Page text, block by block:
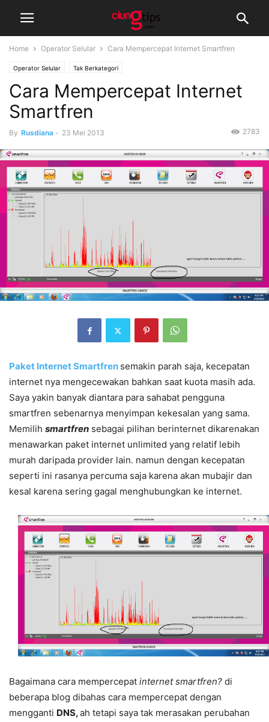
Home Operator Selular Cara Mempercepat Internet Smartfren
Operator Selular Tak Berkategori
Cara Mempercepat Internet
Smartfren
By Rusdiana - 23 Mei 2013 2783
Paket Internet Smartfren semakin parah saja, kecepatan
internet nya mengecewakan bahkan saat kuota masih ada.
Saya yakin banyak diantara para sahabat pengguna
smartfren sebenarnya menyimpan kekesalan yang sama.
Memilih smartfren sebagai pilihan berinternet dikarenakan
menawarkan paket internet unlimited yang relatif lebih
murah daripada provider lain. namun dengan kecepatan
seperti ini rasanya percuma saja karena akan mubajir dan
kesal karena sering gagal menghubungkan ke internet.
Bagaimana cara mempercepat internet smartfren? di
beberapa blog dibahas cara mempercepat dengan
mengganti DNS,ah tetapi saya tak merasakan perubahan